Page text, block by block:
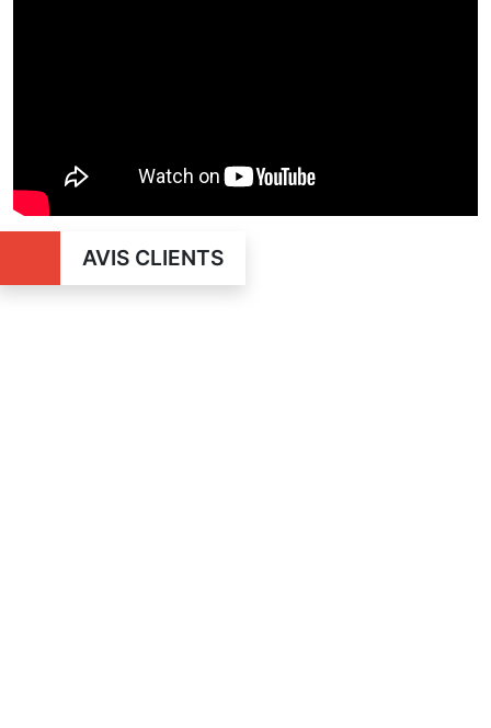
AVIS CLIENTS